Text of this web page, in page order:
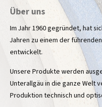
Über uns
Im Jahr 1960 gegründet, hat
Jahren zu einem der
entwickelt.
Unsere Produkte werden
Unterallgäu in die ganze Welt
Produktion technisch und